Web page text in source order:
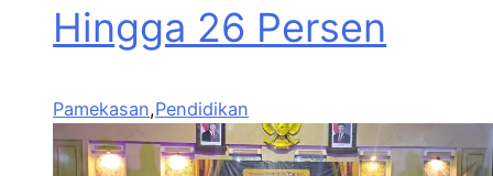
Hingga 26 Persen
Pamekasan,Pendidikan